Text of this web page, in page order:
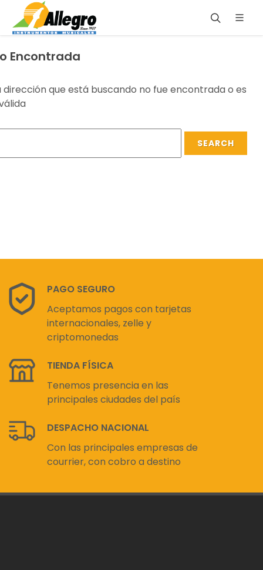
Encontrada
dirección que está buscando no fue encontrada o es
PAGO SEGURO
Aceptamos pagos con tarjetas
internacionales, zelle y
criptomonedas
TIENDA FÍSICA
Tenemos presencia en las
principales ciudades del país
DESPACHO NACIONAL
Con las principales empresas de
courrier, con cobro a destino